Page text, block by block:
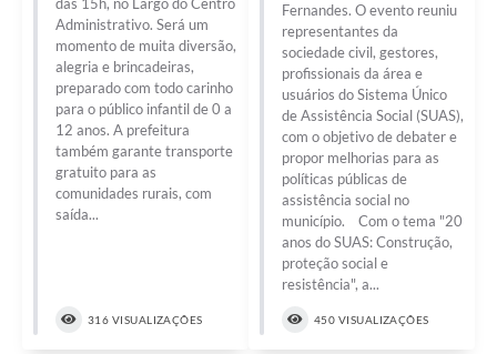
Administrativo. Será um
momento de muita diversão,
alegria e brincadeiras,
preparado com todo carinho
para o público infantil de 0 a
12 anos. A prefeitura
também garante transporte
gratuito para as
comunidades rurais, com
saída...
316 VISUALIZAÇÕES
Fernandes. O evento reuniu
representantes da
sociedade civil, gestores,
profissionais da área e
usuários do Sistema Único
de Assistência Social (SUAS),
com o objetivo de debater e
propor melhorias para as
políticas públicas de
assistência social no
município. Com o tema "20
anos do SUAS: Construção,
proteção social e
resistência", a...
450 VISUALIZAÇÕES